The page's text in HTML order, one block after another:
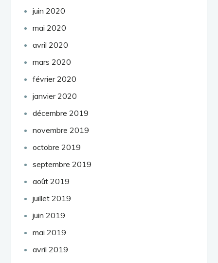
juin 2020
mai 2020
avril 2020
mars 2020
février 2020
janvier 2020
décembre 2019
novembre 2019
octobre 2019
septembre 2019
août 2019
juillet 2019
juin 2019
mai 2019
avril 2019